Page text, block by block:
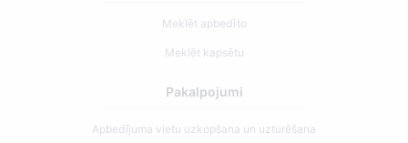
Meklēt apbedīto
Meklēt kapsētu
Pakalpojumi
Apbedījuma vietu uzkopšana un uzturēšana